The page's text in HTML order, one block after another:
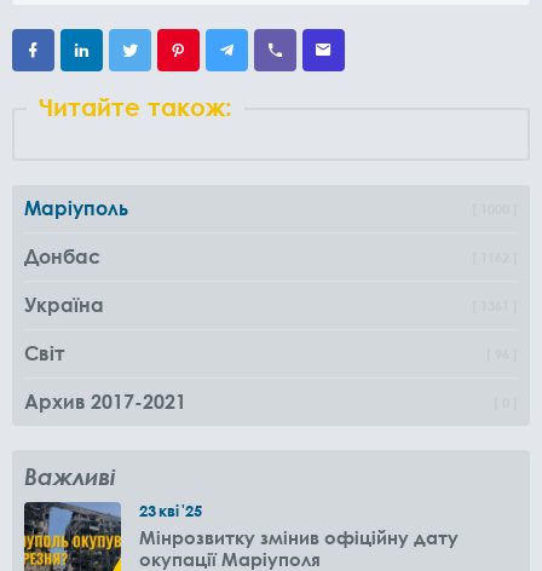
Читайте також:
Маріуполь
Донбас
Україна
Світ
Архив 2017-2021
Важливі
23кві'25
Мінрозвитку змінив офіційну дату
окупації Маріуполя